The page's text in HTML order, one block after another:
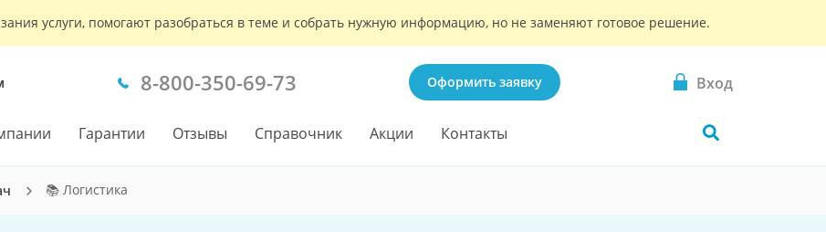
услуги, помогают разобраться в теме и собрать нужную информацию, но не заменяют готовое решение.
8-800-350-69-73 Оформить заявку Вход
Гарантии Отзывы Справочник Акции Контакты
📚 Логистика